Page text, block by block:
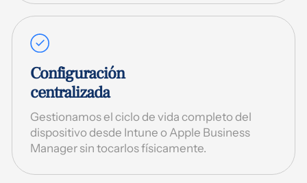
Configuración
centralizada
Gestionamos el ciclo de vida completo del
dispositivo desde Intune o Apple Business
Manager sin tocarlos físicamente.